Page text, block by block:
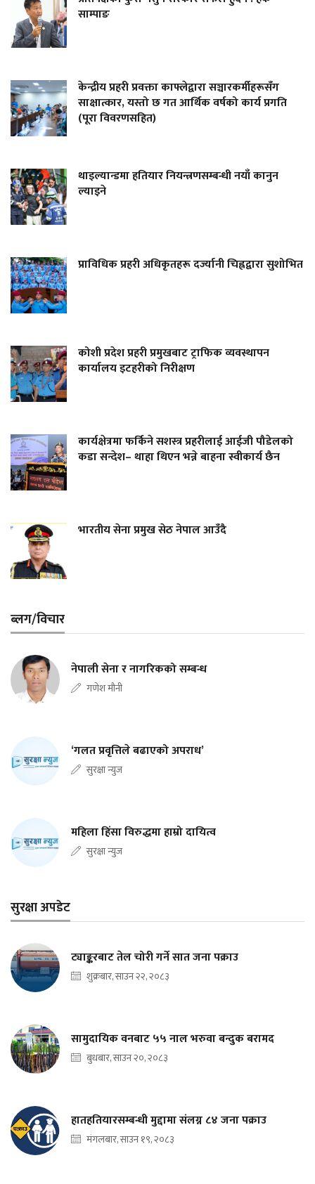
साम्पाङ
केन्द्रीय प्रहरी प्रवक्ता काफ्लेद्वारा सञ्चारकर्मीहरूसँग
साक्षात्कार, यस्तो छ गत आर्थिक वर्षको कार्य प्रगति
(पूरा विवरणसहित)
थाइल्यान्डमा हतियार नियन्त्रणसम्बन्धी नयाँ कानुन
ल्याइने
प्राविधिक प्रहरी अधिकृतहरू दर्ज्यानी चिह्नद्वारा सुशोभित
कोशी प्रदेश प्रहरी प्रमुखबाट ट्राफिक व्यवस्थापन
कार्यालय इटहरीको निरीक्षण
कार्यक्षेत्रमा फर्किने सशस्त्र प्रहरीलाई आईजी पौडेलको
कडा सन्देश– थाहा थिएन भन्ने बाहना स्वीकार्य छैन
भारतीय सेना प्रमुख सेठ नेपाल आउँदै
ब्लग/विचार
नेपाली सेना र नागरिकको सम्बन्ध
गणेश मौनी
‘गलत प्रवृत्तिले बढाएको अपराध’
सुरक्षा न्युज
महिला हिंसा विरुद्धमा हाम्रो दायित्व
सुरक्षा न्युज
सुरक्षा अपडेट
ट्याङ्करबाट तेल चोरी गर्ने सात जना पक्राउ
शुक्रबार, साउन २२, २०८३
सामुदायिक वनबाट ५५ नाल भरुवा बन्दुक बरामद
बुधबार, साउन २०, २०८३
हातहतियारसम्बन्धी मुद्दामा संलग्न ८४ जना पक्राउ
मंगलबार, साउन १९, २०८३